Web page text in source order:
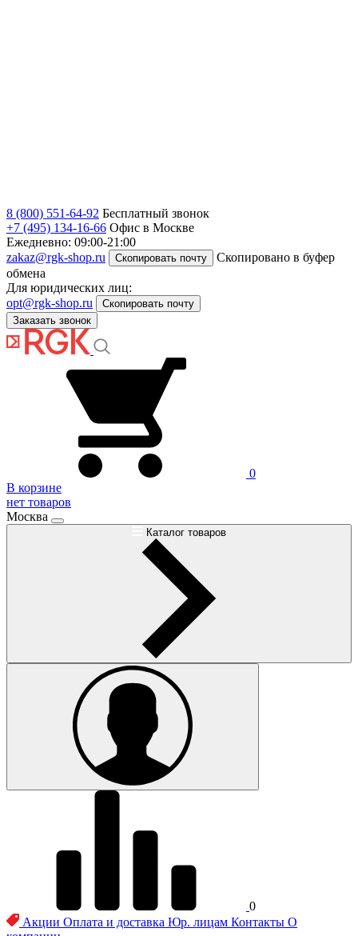
8 (800) 551-64-92 Бесплатный звонок
+7 (495) 134-16-66 Офис в Москве
Ежедневно: 09:00-21:00
zakaz@rgk-shop.ru
Скопировать почту
Скопировано в буфер
обмена
Для юридических лиц:
opt@rgk-shop.ru
Скопировать почту
Заказать звонок
0
В корзине
нет товаров
Москва
Каталог товаров
0
Акции Оплата и доставка Юр. лицам Контакты О